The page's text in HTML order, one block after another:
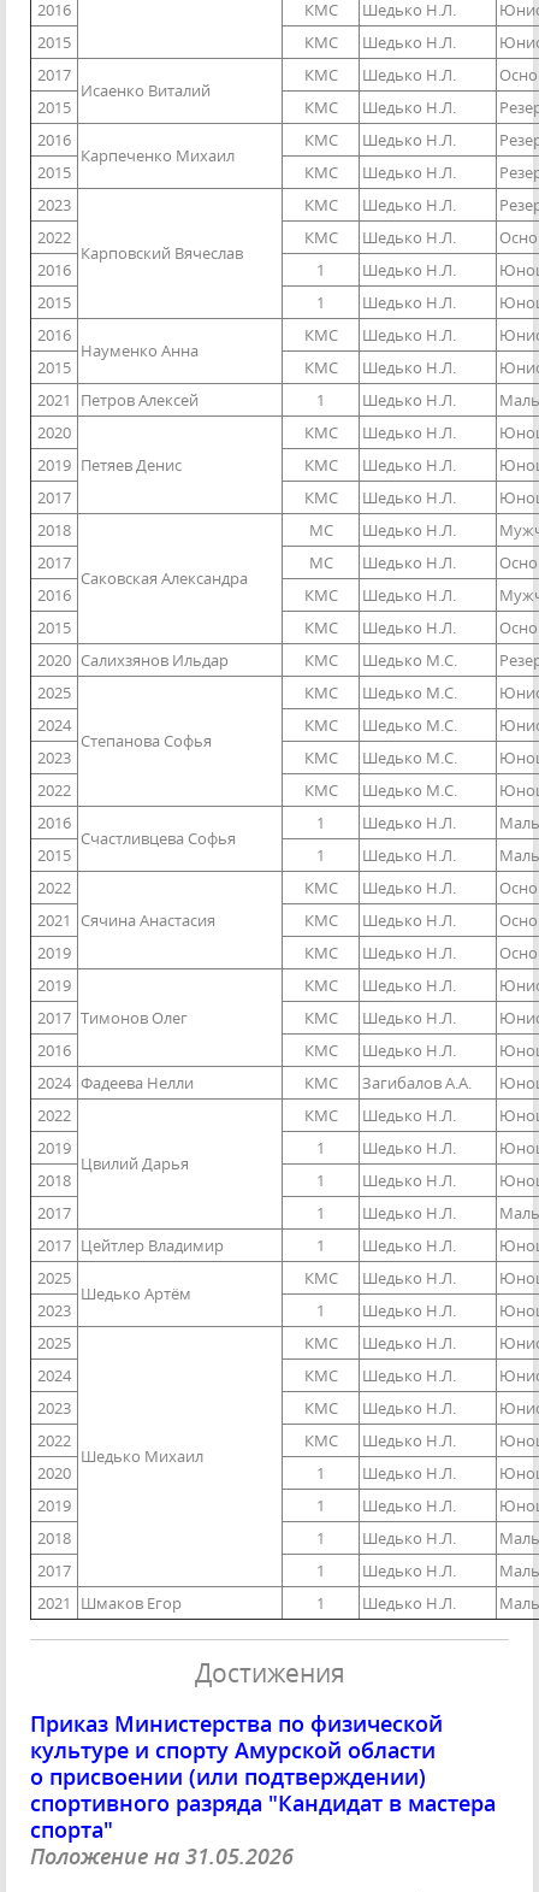
2016 КМС Шедько Н.Л.
2015
КМС Шедько Н.Л.
2017
Исаенко Виталий
КМС Шедько Н.Л.
2015
КМС Шедько Н.Л.
2016
Карпеченко Михаил
КМС Шедько Н.Л.
2015
КМС Шедько Н.Л.
2023
Карповский Вячеслав
КМС Шедько Н.Л.
2022
КМС Шедько Н.Л.
2016
1 Шедько Н.Л.
2015
1 Шедько Н.Л.
2016
Науменко Анна
КМС Шедько Н.Л.
2015
КМС Шедько Н.Л.
2021
Петров Алексей 1 Шедько Н.Л.
2020
Петяев Денис
КМС Шедько Н.Л.
2019
КМС Шедько Н.Л.
2017
КМС Шедько Н.Л.
2018
Саковская Александра
МС Шедько Н.Л.
2017
МС Шедько Н.Л.
2016
КМС Шедько Н.Л.
2015
КМС Шедько Н.Л.
2020 Салихзянов Ильдар КМС Шедько М.С.
2025
Степанова Софья
КМС Шедько М.С.
2024
КМС Шедько М.С.
2023
КМС Шедько М.С.
2022
КМС Шедько М.С.
2016
Счастливцева Софья
1 Шедько Н.Л.
2015
1 Шедько Н.Л.
2022
Сячина Анастасия
КМС Шедько Н.Л.
2021
КМС Шедько Н.Л.
2019
КМС Шедько Н.Л.
2019
Тимонов Олег
КМС Шедько Н.Л.
2017
КМС Шедько Н.Л.
2016
КМС Шедько Н.Л.
2024 Фадеева Нелли КМС Загибалов А.А.
2022
Цвилий Дарья
КМС Шедько Н.Л.
2019
1 Шедько Н.Л.
2018
1 Шедько Н.Л.
2017
1 Шедько Н.Л.
2017 Цейтлер Владимир 1 Шедько Н.Л.
2025
Шедько Артём
КМС Шедько Н.Л.
2023
1 Шедько Н.Л.
2025
Шедько Михаил
КМС Шедько Н.Л.
2024
КМС Шедько Н.Л.
2023
КМС Шедько Н.Л.
2022
КМС Шедько Н.Л.
2020
1 Шедько Н.Л.
2019
1 Шедько Н.Л.
2018
1 Шедько Н.Л.
2017
1 Шедько Н.Л.
2021
Шмаков Егор 1 Шедько Н.Л.
Достижения
Приказ Министерства по физической
культуре и спорту Амурской области
о присвоении (или подтверждении)
спортивного разряда "Кандидат в мастера
спорта"
Положение на 31.05.2026